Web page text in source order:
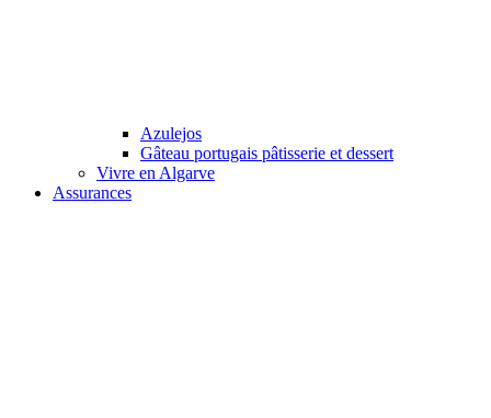
Azulejos
Gâteau portugais pâtisserie et dessert
Vivre en Algarve
Assurances